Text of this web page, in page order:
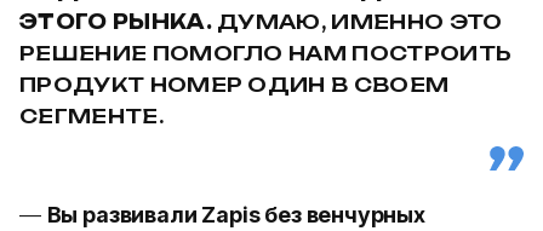
ЭТОГО РЫНКА. ДУМАЮ, ИМЕННО ЭТО
РЕШЕНИЕ ПОМОГЛО НАМ ПОСТРОИТЬ
ПРОДУКТ НОМЕР ОДИН В СВОЕМ
СЕГМЕНТЕ.
— Вы развивали Zapis без венчурных